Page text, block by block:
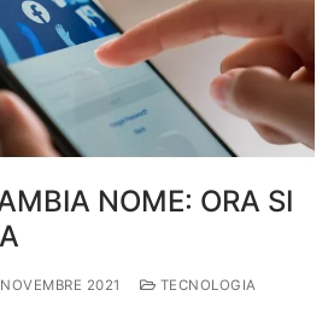
NOME: ORA SI
2021 TECNOLOGIA